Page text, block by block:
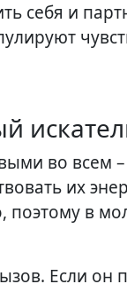
себя и
во всем
их
поэтому в
Если